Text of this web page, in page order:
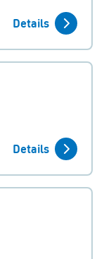
Details
Details